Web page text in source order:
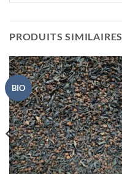
PRODUITS SIMILAIRES
BIO